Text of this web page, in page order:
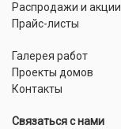
Распродажи и акции
Прайс-листы
Галерея работ
Проекты домов
Контакты
Связаться с нами